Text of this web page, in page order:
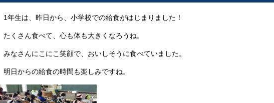
1年生は、昨日から、小学校での給食がはじまりました！
たくさん食べて、心も体も大きくなろうね。
みなさんにこにこ笑顔で、おいしそうに食べていました。
明日からの給食の時間も楽しみですね。